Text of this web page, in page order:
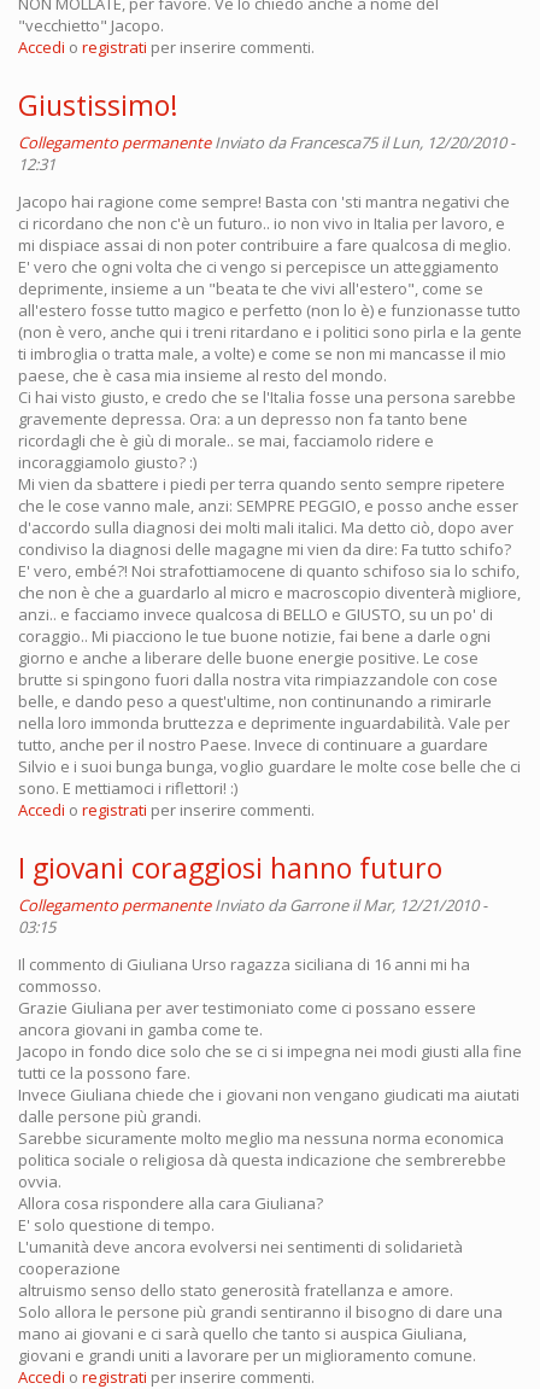
"vecchietto" Jacopo.
Accedi o registrati per inserire commenti.
Giustissimo!
Collegamento permanente Inviato daFrancesca75il Lun, 12/20/2010 -
12:31
Jacopo hai ragione come sempre! Basta con 'sti mantra negativi che
ci ricordano che non c'è un futuro.. io non vivo in Italia per lavoro, e
mi dispiace assai di non poter contribuire a fare qualcosa di meglio.
E' vero che ogni volta che ci vengo si percepisce un atteggiamento
deprimente, insieme a un "beata te che vivi all'estero", come se
all'estero fosse tutto magico e perfetto (non lo è) e funzionasse tutto
(non è vero, anche qui i treni ritardano e i politici sono pirla e la gente
ti imbroglia o tratta male, a volte) e come se non mi mancasse il mio
paese, che è casa mia insieme al resto del mondo.
Ci hai visto giusto, e credo che se l'Italia fosse una persona sarebbe
gravemente depressa. Ora: a un depresso non fa tanto bene
ricordagli che è giù di morale.. se mai, facciamolo ridere e
incoraggiamolo giusto? :)
Mi vien da sbattere i piedi per terra quando sento sempre ripetere
che le cose vanno male, anzi: SEMPRE PEGGIO, e posso anche esser
d'accordo sulla diagnosi dei molti mali italici. Ma detto ciò, dopo aver
condiviso la diagnosi delle magagne mi vien da dire: Fa tutto schifo?
E' vero, embé?! Noi strafottiamocene di quanto schifoso sia lo schifo,
che non è che a guardarlo al micro e macroscopio diventerà migliore,
anzi.. e facciamo invece qualcosa di BELLO e GIUSTO, su un po' di
coraggio.. Mi piacciono le tue buone notizie, fai bene a darle ogni
giorno e anche a liberare delle buone energie positive. Le cose
brutte si spingono fuori dalla nostra vita rimpiazzandole con cose
belle, e dando peso a quest'ultime, non continunando a rimirarle
nella loro immonda bruttezza e deprimente inguardabilità. Vale per
tutto, anche per il nostro Paese. Invece di continuare a guardare
Silvio e i suoi bunga bunga, voglio guardare le molte cose belle che ci
sono. E mettiamoci i riflettori! :)
Accedi o registrati per inserire commenti.
I giovani coraggiosi hanno futuro
Collegamento permanente Inviato daGarroneil Mar, 12/21/2010 -
03:15
Il commento di Giuliana Urso ragazza siciliana di 16 anni mi ha
commosso.
Grazie Giuliana per aver testimoniato come ci possano essere
ancora giovani in gamba come te.
Jacopo in fondo dice solo che se ci si impegna nei modi giusti alla fine
tutti ce la possono fare.
Invece Giuliana chiede che i giovani non vengano giudicati ma aiutati
dalle persone più grandi.
Sarebbe sicuramente molto meglio ma nessuna norma economica
politica sociale o religiosa dà questa indicazione che sembrerebbe
ovvia.
Allora cosa rispondere alla cara Giuliana?
E' solo questione di tempo.
L'umanità deve ancora evolversi nei sentimenti di solidarietà
cooperazione
altruismo senso dello stato generosità fratellanza e amore.
Solo allora le persone più grandi sentiranno il bisogno di dare una
mano ai giovani e ci sarà quello che tanto si auspica Giuliana,
giovani e grandi uniti a lavorare per un miglioramento comune.
Accedi o registrati per inserire commenti.